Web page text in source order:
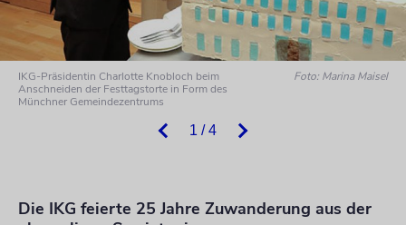
1 / 4
IKG-Präsidentin Charlotte Knobloch beim
Anschneiden der Festtagstorte in Form des
Münchner Gemeindezentrums
Foto: Marina Maisel
Die IKG feierte 25 Jahre Zuwanderung aus der